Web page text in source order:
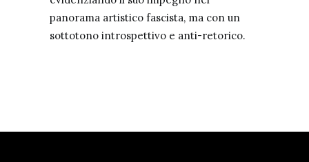
panorama artistico fascista, ma con un
sottotono introspettivo e anti-retorico.